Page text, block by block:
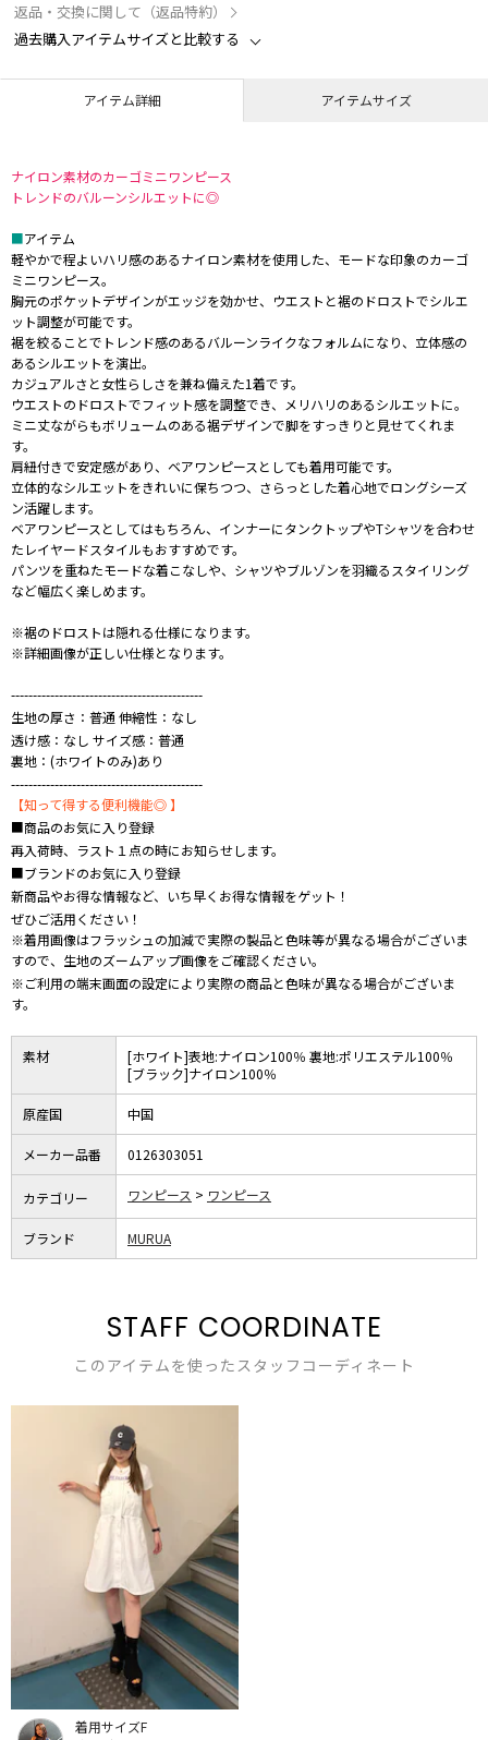
返品・交換に関して（返品特約）
過去購入アイテムサイズと比較する
アイテム詳細 アイテムサイズ
ナイロン素材のカーゴミニワンピース
トレンドのバルーンシルエットに◎
■アイテム
軽やかで程よいハリ感のあるナイロン素材を使用した、モードな印象のカーゴ
ミニワンピース。
胸元のポケットデザインがエッジを効かせ、ウエストと裾のドロストでシルエ
ット調整が可能です。
裾を絞ることでトレンド感のあるバルーンライクなフォルムになり、立体感の
あるシルエットを演出。
カジュアルさと女性らしさを兼ね備えた1着です。
ウエストのドロストでフィット感を調整でき、メリハリのあるシルエットに。
ミニ丈ながらもボリュームのある裾デザインで脚をすっきりと見せてくれま
す。
肩紐付きで安定感があり、ベアワンピースとしても着用可能です。
立体的なシルエットをきれいに保ちつつ、さらっとした着心地でロングシーズ
ン活躍します。
ベアワンピースとしてはもちろん、インナーにタンクトップやTシャツを合わせ
たレイヤードスタイルもおすすめです。
パンツを重ねたモードな着こなしや、シャツやブルゾンを羽織るスタイリング
など幅広く楽しめます。
※裾のドロストは隠れる仕様になります。
※詳細画像が正しい仕様となります。
--------------------------------------------
生地の厚さ：普通 伸縮性：なし
透け感：なし サイズ感：普通
裏地：(ホワイトのみ)あり
--------------------------------------------
【知って得する便利機能◎ 】
■商品のお気に入り登録
再入荷時、ラスト１点の時にお知らせします。
■ブランドのお気に入り登録
新商品やお得な情報など、いち早くお得な情報をゲット！
ぜひご活用ください！
※着用画像はフラッシュの加減で実際の製品と色味等が異なる場合がございま
すので、生地のズームアップ画像をご確認ください。
※ご利用の端末画面の設定により実際の商品と色味が異なる場合がございま
す。
素材
[ホワイト]表地:ナイロン100％ 裏地:ポリエステル100％
[ブラック]ナイロン100％
原産国 中国
メーカー品番 0126303051
カテゴリー ワンピース ワンピース
ブランド MURUA
STAFF COORDINATE
このアイテムを使ったスタッフコーディネート
着用サイズF